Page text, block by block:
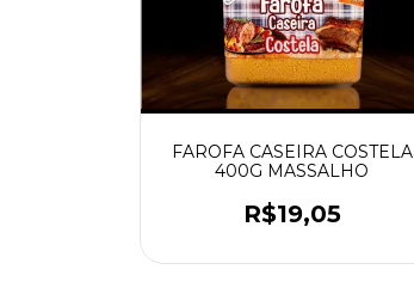
FAROFA CASEIRA COSTELA
400G MASSALHO
R$19,05